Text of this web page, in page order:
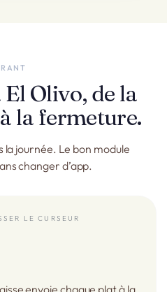
Olivo, de la
la fermeture.
la journée. Le bon module
changer d’app.
LE CURSEUR
envoie chaque plat à la